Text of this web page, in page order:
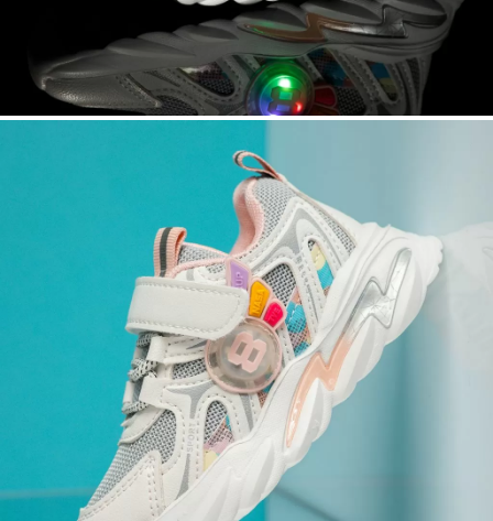
Спортни обувки за деца Jolie Бяло/Розово #12205